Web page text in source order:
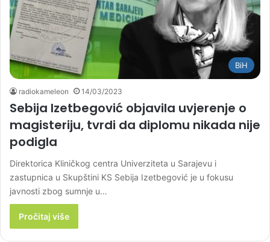
BiH
radiokameleon 14/03/2023
Sebija Izetbegović objavila uvjerenje o
magisteriju, tvrdi da diplomu nikada nije
podigla
Direktorica Kliničkog centra Univerziteta u Sarajevu i
zastupnica u Skupštini KS Sebija Izetbegović je u fokusu
javnosti zbog sumnje u…
Pročitaj više